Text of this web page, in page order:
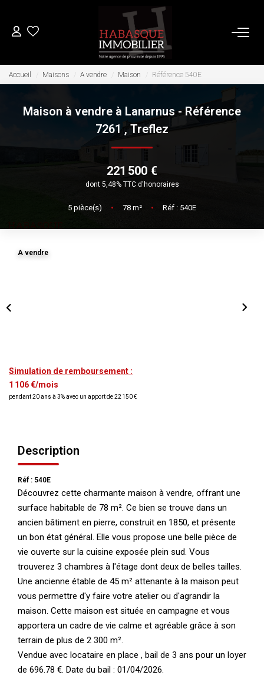
ACHETER
LOUER
VENDRE
Estimation
Actualités
Accueil Maisons A vendre Maison Référence 540E
Maison à vendre à Lanarnus - Référence
7261 , Treflez
221 500 €
dont 5,48% TTC d'honoraires
5 pièce(s) • 78 m² • Réf : 540E
A vendre
Simulation de remboursement :
1 106 €/mois
pendant 20 ans à 3% avec un apport de 22 150 €
Description
Réf : 540E
Découvrez cette charmante maison à vendre, offrant une
surface habitable de 78 m². Ce bien se trouve dans un
ancien bâtiment en pierre, construit en 1850, et présente
un bon état général. Elle vous propose une belle pièce de
vie ouverte sur la cuisine exposée plein sud. Vous
trouverez 3 chambres à l'étage dont deux de belles tailles.
Une ancienne étable de 45 m² attenante à la maison peut
vous permettre d'y faire votre atelier ou d'agrandir la
maison. Cette maison est située en campagne et vous
apportera un cadre de vie calme et agréable grâce à son
terrain de plus de 2 300 m².
Vendue avec locataire en place , bail de 3 ans pour un loyer
de 696.78 €. Date du bail : 01/04/2026.